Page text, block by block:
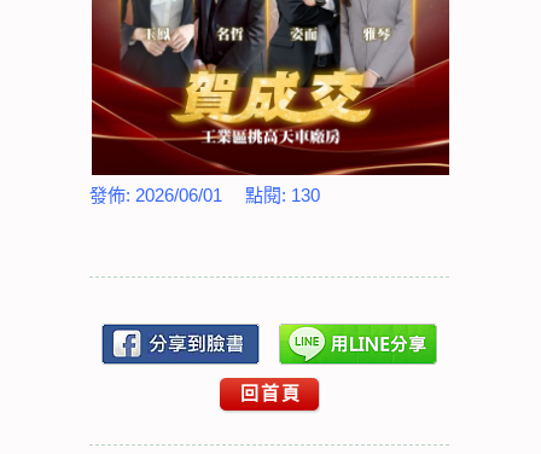
發佈: 2026/06/01 點閱: 130
回首頁